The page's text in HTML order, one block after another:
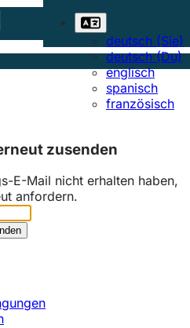
deutsch (Sie)
deutsch (Du)
englisch
spanisch
französisch
zusenden
E-Mail nicht erhalten haben,
anfordern.